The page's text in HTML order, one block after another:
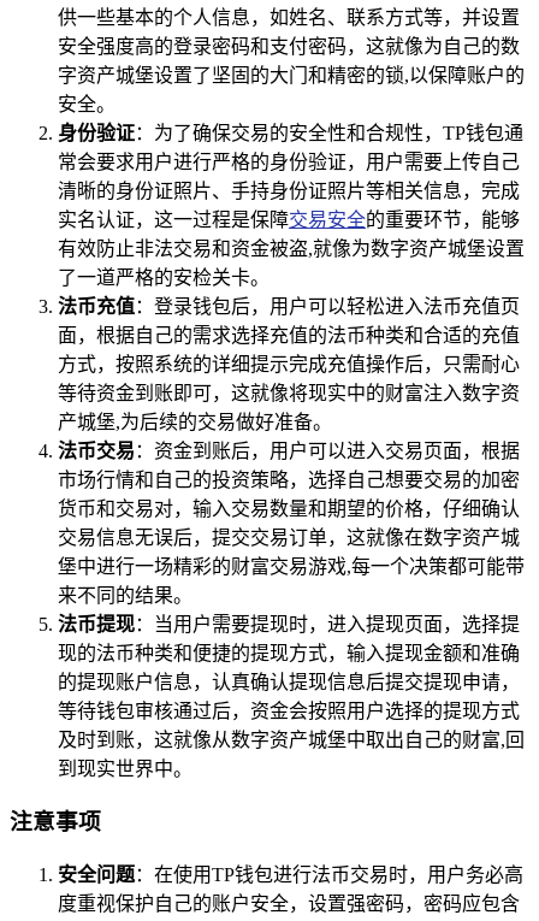
供一些基本的个人信息，如姓名、联系方式等，并设置
安全强度高的登录密码和支付密码，这就像为自己的数
字资产城堡设置了坚固的大门和精密的锁,以保障账户的
安全。
身份验证：为了确保交易的安全性和合规性，TP钱包通
常会要求用户进行严格的身份验证，用户需要上传自己
清晰的身份证照片、手持身份证照片等相关信息，完成
实名认证，这一过程是保障交易安全的重要环节，能够
有效防止非法交易和资金被盗,就像为数字资产城堡设置
了一道严格的安检关卡。
法币充值：登录钱包后，用户可以轻松进入法币充值页
面，根据自己的需求选择充值的法币种类和合适的充值
方式，按照系统的详细提示完成充值操作后，只需耐心
等待资金到账即可，这就像将现实中的财富注入数字资
产城堡,为后续的交易做好准备。
法币交易 ：资金到账后，用户可以进入交易页面，根据
市场行情和自己的投资策略，选择自己想要交易的加密
货币和交易对，输入交易数量和期望的价格，仔细确认
交易信息无误后，提交交易订单，这就像在数字资产城
堡中进行一场精彩的财富交易游戏,每一个决策都可能带
来不同的结果。
法币提现：当用户需要提现时，进入提现页面，选择提
现的法币种类和便捷的提现方式，输入提现金额和准确
的提现账户信息，认真确认提现信息后提交提现申请，
等待钱包审核通过后，资金会按照用户选择的提现方式
及时到账，这就像从数字资产城堡中取出自己的财富,回
到现实世界中。
注意事项
安全问题：在使用TP钱包进行法币交易时，用户务必高
度重视保护自己的账户安全，设置强密码，密码应包含